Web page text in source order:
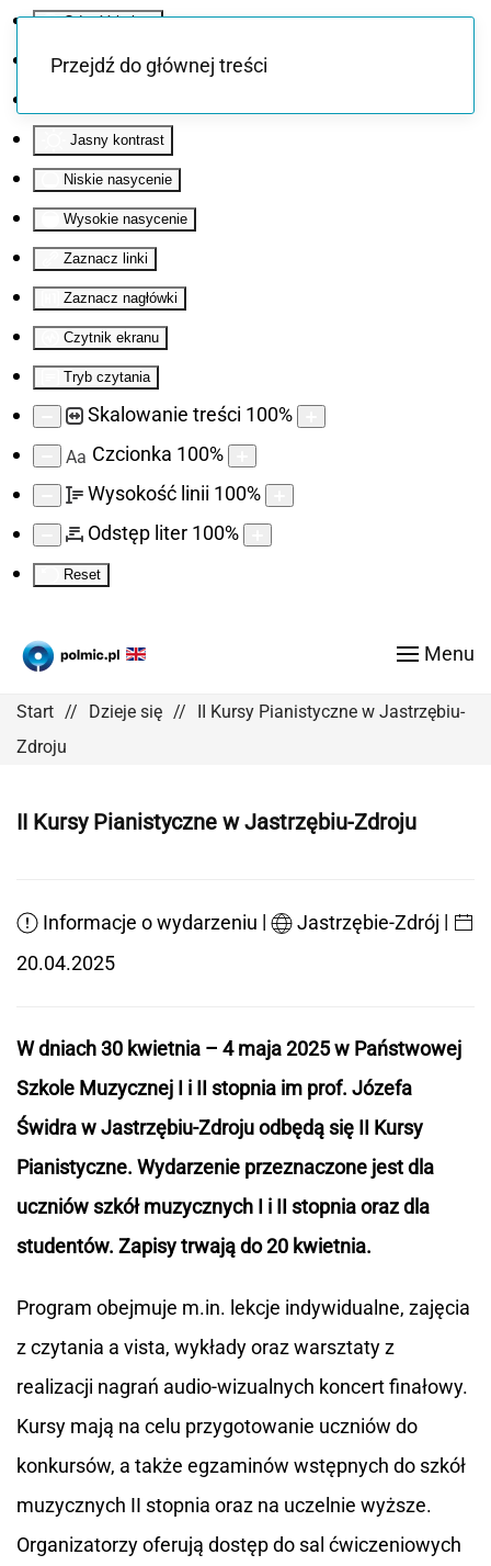
Odwróć kolory
Monochromatyczny
Jasny kontrast
Niskie nasycenie
Wysokie nasycenie
Zaznacz linki
Zaznacz nagłówki
Czytnik ekranu
Tryb czytania
Skalowanie treści 100%
Aa Czcionka 100%
Wysokość linii 100%
Odstęp liter 100%
Reset
Przejdź do głównej treści
Menu
Start Dzieje się
II Kursy Pianistyczne w Jastrzębiu-
Zdroju
II Kursy Pianistyczne w Jastrzębiu-Zdroju
Informacje o wydarzeniu | Jastrzębie-Zdrój |
20.04.2025
W dniach 30 kwietnia – 4 maja 2025 w Państwowej
Szkole Muzycznej I i II stopnia im prof. Józefa
Świdra w Jastrzębiu-Zdroju odbędą się II Kursy
Pianistyczne. Wydarzenie przeznaczone jest dla
uczniów szkół muzycznych I i II stopnia oraz dla
studentów. Zapisy trwają do 20 kwietnia.
Program obejmuje m.in. lekcje indywidualne, zajęcia
z czytania a vista, wykłady oraz warsztaty z
realizacji nagrań audio-wizualnych koncert finałowy.
Kursy mają na celu przygotowanie uczniów do
konkursów, a także egzaminów wstępnych do szkół
muzycznych II stopnia oraz na uczelnie wyższe.
Organizatorzy oferują dostęp do sal ćwiczeniowych